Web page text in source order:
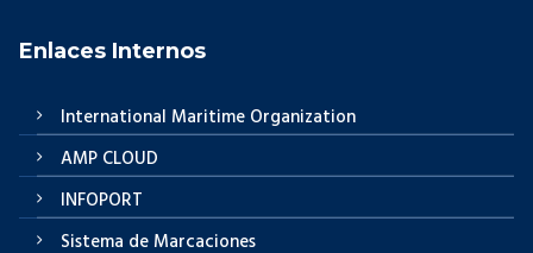
Enlaces Internos
International Maritime Organization
AMP CLOUD
INFOPORT
Sistema de Marcaciones